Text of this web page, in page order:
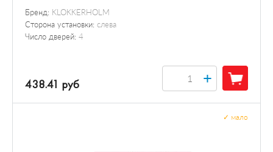
Бренд: KLOKKERHOLM
Сторона установки: слева
Число дверей: 4
438.41 руб +
мало